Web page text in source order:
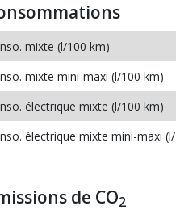
mixte (l/100 km)
mixte mini-maxi (l/100 km)
électrique mixte (l/100 km)
électrique mixte mini-maxi
de CO2